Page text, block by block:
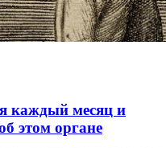
каждый месяц и
этом органе